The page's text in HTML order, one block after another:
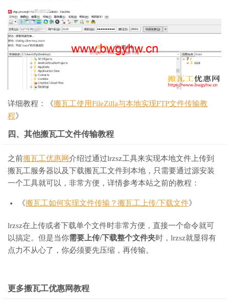
详细教程：《搬瓦工使用FileZilla与本地实现FTP文件传输教
程》
四、其他搬瓦工文件传输教程
之前搬瓦工优惠网介绍过通过lrzsz工具来实现本地文件上传到
搬瓦工服务器以及下载搬瓦工文件到本地，只需要通过源安装
一个工具就可以，非常方便，详情参考本站之前的教程：
《搬瓦工如何实现文件传输？搬瓦工上传/下载文件》
lrzsz在上传或者下载单个文件时非常方便，直接一个命令就可
以搞定。但是当你需要上传/下载整个文件夹时，lrzsz就显得有
点力不从心了，你必须要先压缩，再传输。
更多搬瓦工优惠网教程